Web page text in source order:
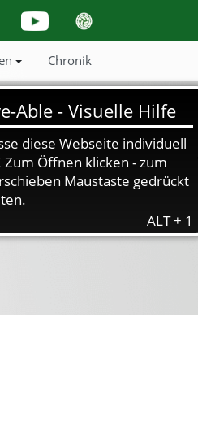
Chronik